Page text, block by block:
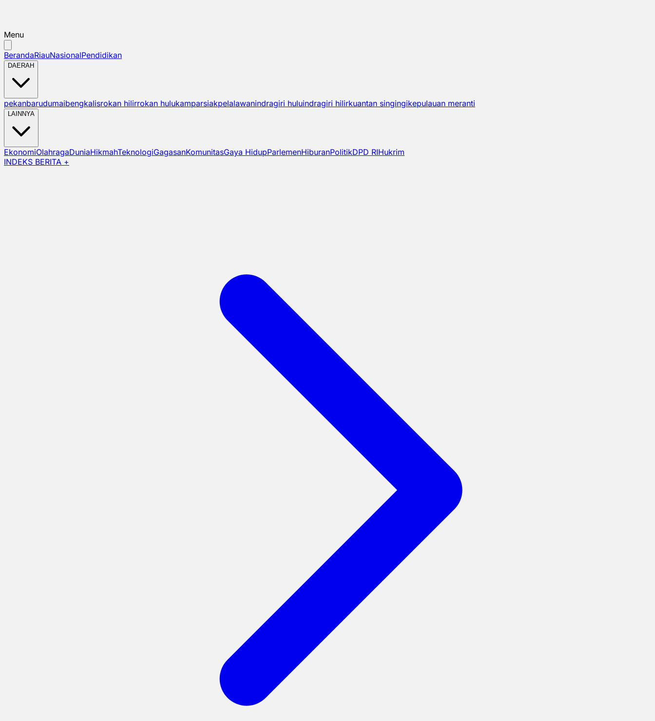
Menu
BerandaRiauNasionalPendidikan
DAERAH
pekanbarudumaibengkalisrokan hilirrokan hulukamparsiakpelalawanindragiri huluindragiri hilirkuantan singingikepulauan meranti
LAINNYA
EkonomiOlahragaDuniaHikmahTeknologiGagasanKomunitasGaya HidupParlemenHiburanPolitikDPD RIHukrim
INDEKS BERITA +